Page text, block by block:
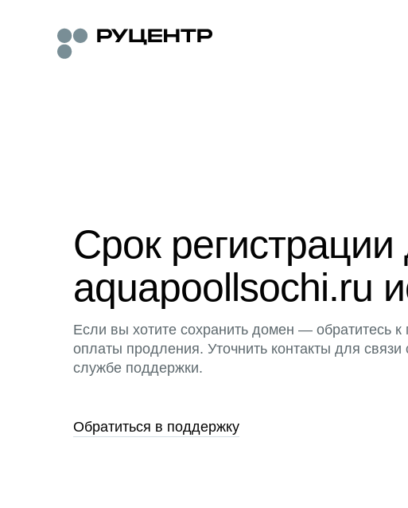
Срок
aquapoollsochi.ru
Если вы хотите сохранить домен — обратитесь к
оплаты продления. Уточнить контакты для
службе поддержки.
Обратиться в поддержку